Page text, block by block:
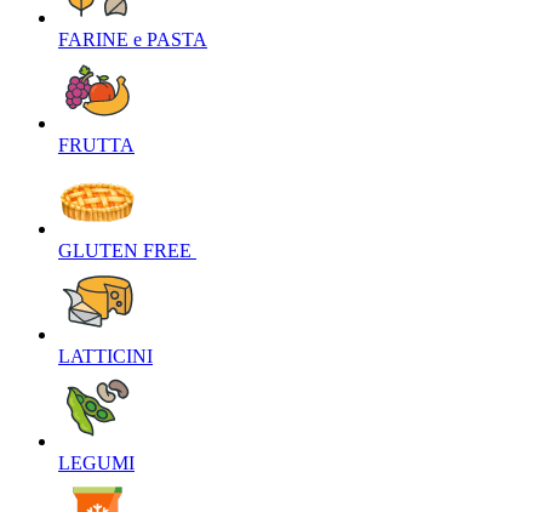
FARINE e PASTA‎
FRUTTA‎
GLUTEN FREE ‎
LATTICINI‎
LEGUMI‎